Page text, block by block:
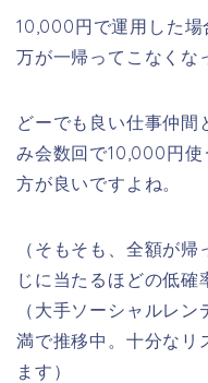
10,000円で運用した場
万が一帰ってこなくな
どーでも良い仕事仲間
み会数回で10,000円
方が良いですよね。
（そもそも、全額が
じに当たるほどの低確
（大手ソーシャルレ
満で推移中。十分なリ
ます）